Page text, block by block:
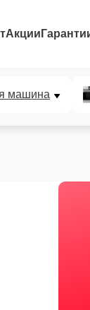
Акции
машина